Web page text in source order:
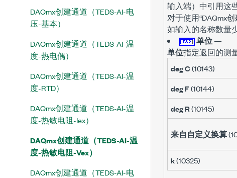
DAQmx创建通道（TEDS-AI-电
压-基本）
DAQmx创建通道（TEDS-AI-温
度-热电偶）
DAQmx创建通道（TEDS-AI-温
度-RTD）
DAQmx创建通道（TEDS-AI-温
度-热敏电阻-Iex）
DAQmx创建通道（TEDS-AI-温
度-热敏电阻-Vex）
DAQmx创建通道（TEDS-AI-电
输入端）中引用这
对于使用“DAQmx
如输入的名称数量
单位—
单位指定返回的测
deg C(10143)
deg F(10144)
deg R(10145)
来自自定义换算
k(10325)